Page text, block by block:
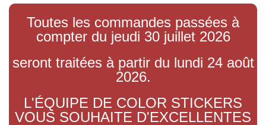
Toutes les commandes passées à
compter du jeudi 30 juillet 2026
seront traitées à partir du lundi 24 août
2026.
L'ÉQUIPE DE COLOR STICKERS
VOUS SOUHAITE D'EXCELLENTES